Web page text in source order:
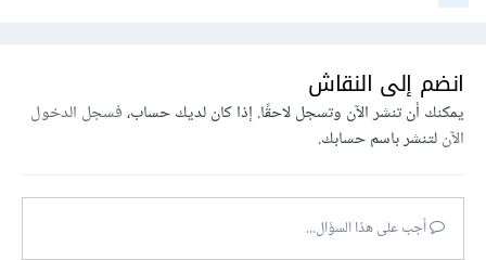
انضم إلى النقاش
يمكنك أن تنشر الآن وتسجل لاحقًا. إذا كان لديك حساب،فسجل الدخول
الآنلتنشر باسم حسابك.
أجب على هذا السؤال...